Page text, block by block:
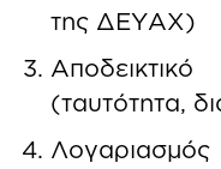
της ΔΕΥΑΧ)
(ταυτότητα,